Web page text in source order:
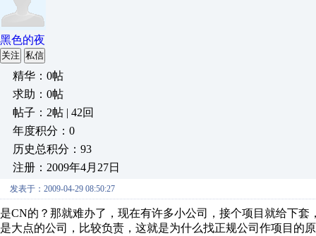
黑色的夜
关注 私信
精华：0帖
求助：0帖
帖子：2帖 | 42回
年度积分：0
历史总积分：93
注册：2009年4月27日
发表于：2009-04-29 08:50:27
是CN的？那就难办了，现在有许多小公司，接个项目就给下套
是大点的公司，比较负责，这就是为什么找正规公司作项目的